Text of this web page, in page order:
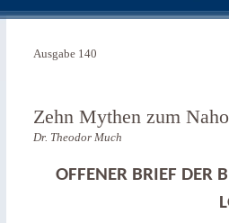
Ausgabe 140
Zehn Mythen zum
Dr. Theodor Much
OFFENER BRIEF DER